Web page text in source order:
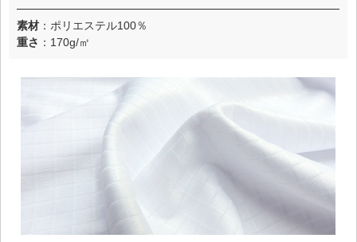
素材 ：ポリエステル100％
重さ ：170g/㎡